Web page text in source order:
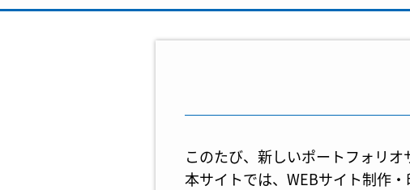
このたび、新しいポートフォリオ
本サイトでは、WEBサイト制作